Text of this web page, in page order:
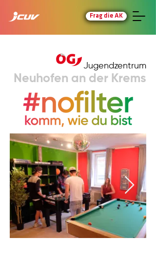
Frag die AK
Jugendzentrum
Neuhofen an der Krems